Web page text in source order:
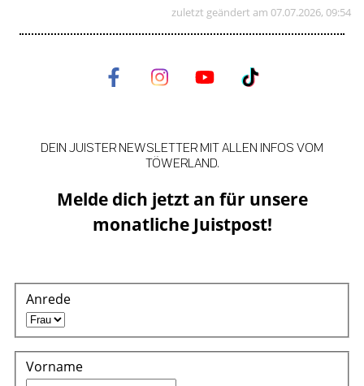
zuletzt geändert am 07.07.2026, 09:54
Melde dich jetzt an für unsere
monatliche Juistpost!
DEIN JUISTER NEWSLETTER MIT ALLEN INFOS VOM
TÖWERLAND.
Anrede
Vorname